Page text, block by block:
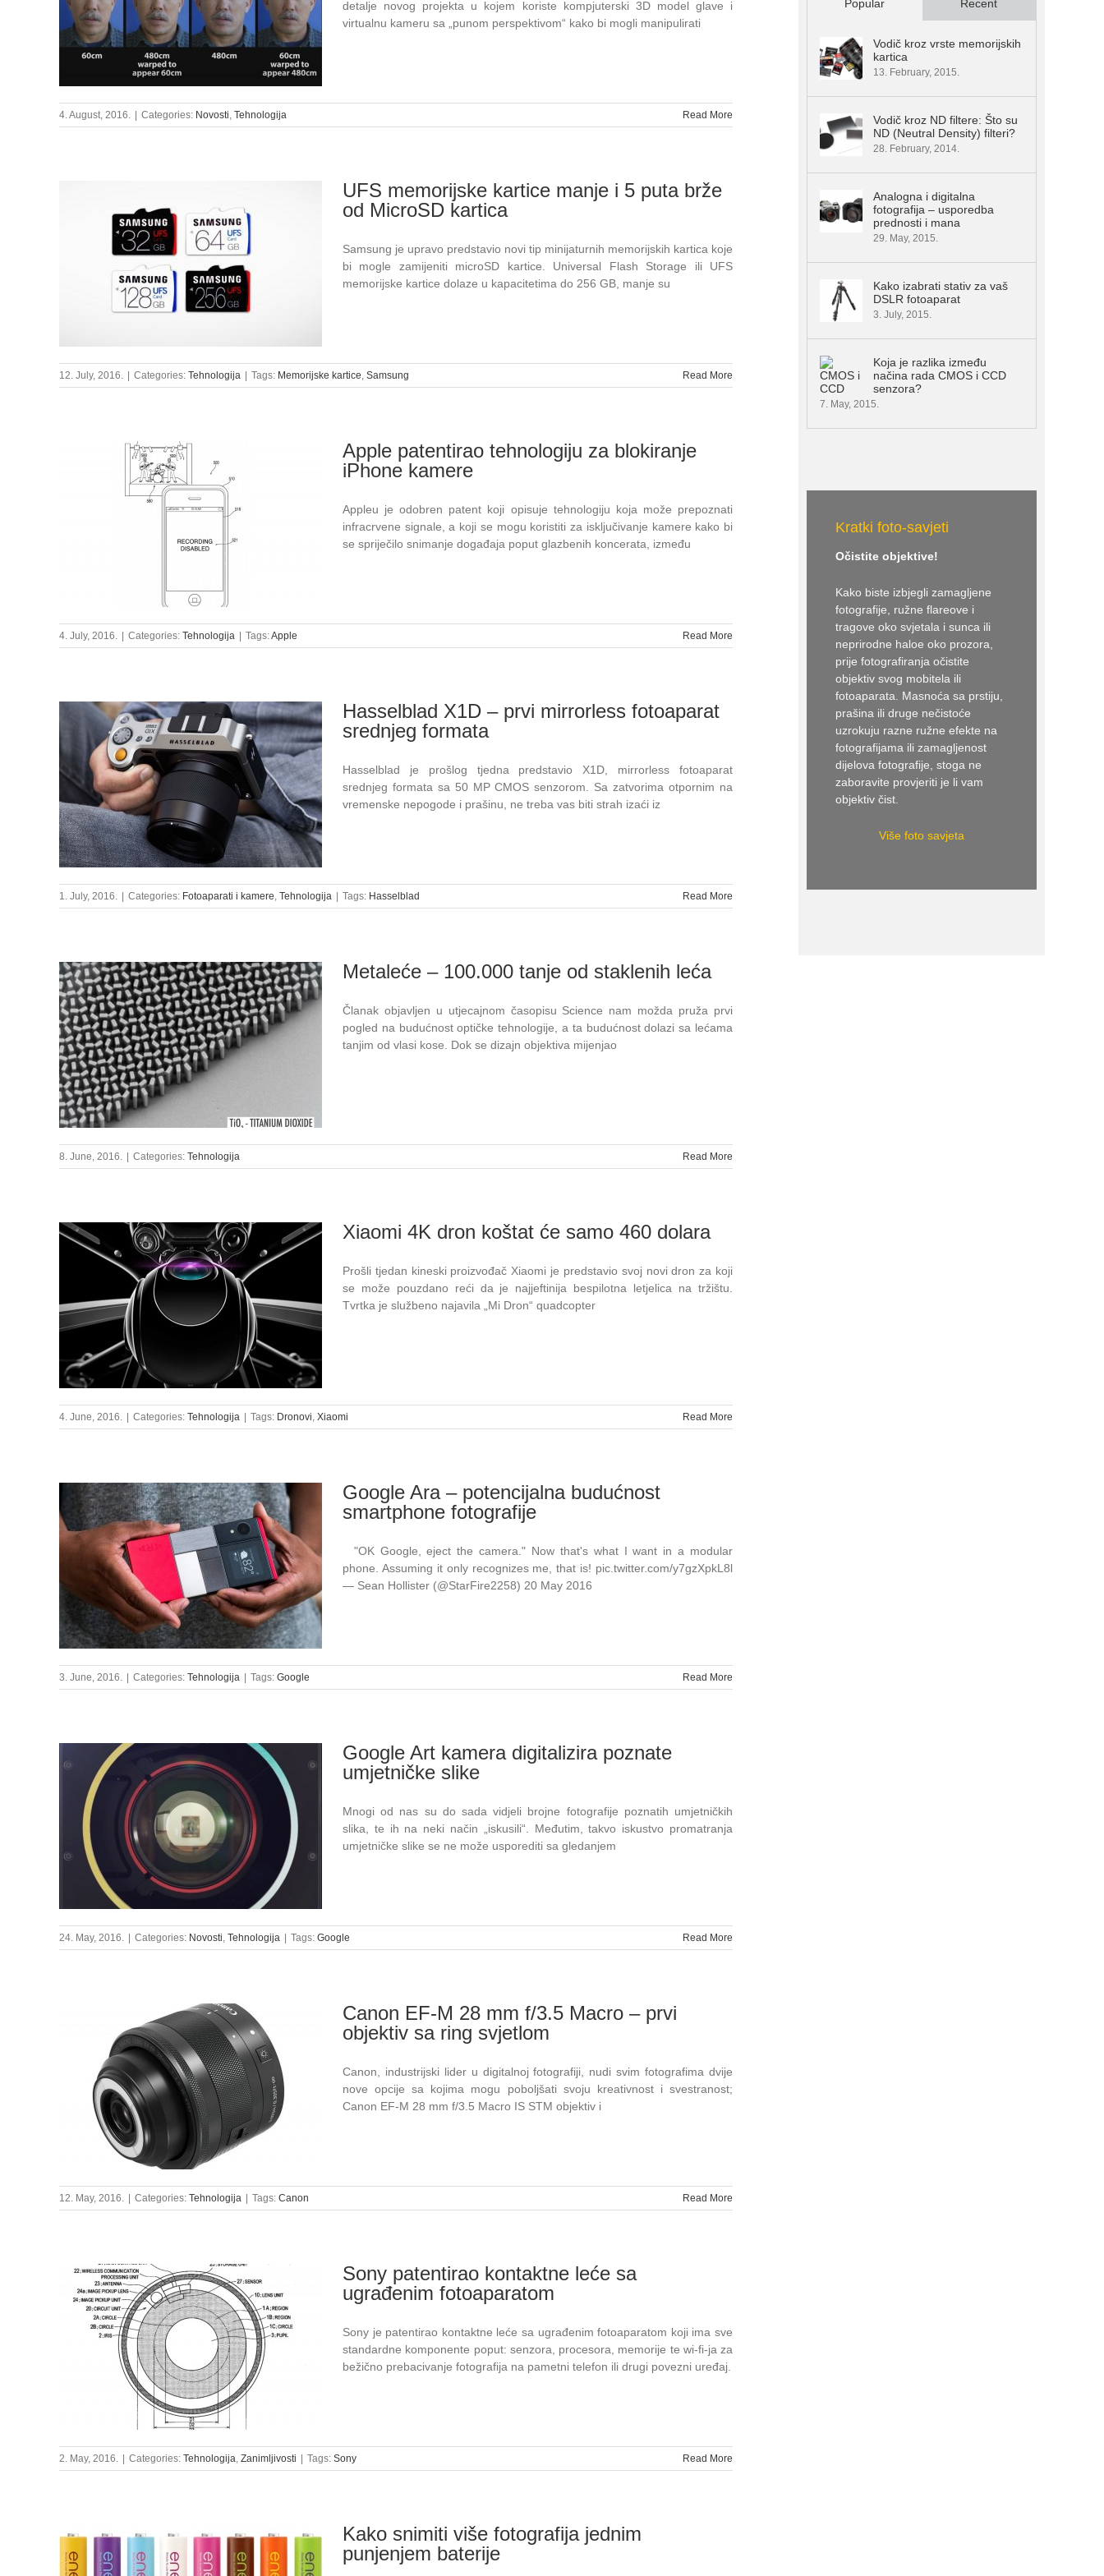
detalje novog projekta u kojem koriste kompjuterski 3D model glave i
virtualnu kameru sa „punom perspektivom“ kako bi mogli manipulirati
4. August, 2016. Categories: Novosti, Tehnologija Read More
UFS memorijske kartice manje i 5 puta brže
od MicroSD kartica
Samsung je upravo predstavio novi tip minijaturnih memorijskih kartica koje
bi mogle zamijeniti microSD kartice. Universal Flash Storage ili UFS
memorijske kartice dolaze u kapacitetima do 256 GB, manje su
12. July, 2016. Categories: Tehnologija Tags: Memorijske kartice, Samsung Read More
Apple patentirao tehnologiju za blokiranje
iPhone kamere
Appleu je odobren patent koji opisuje tehnologiju koja može prepoznati
infracrvene signale, a koji se mogu koristiti za isključivanje kamere kako bi
se spriječilo snimanje događaja poput glazbenih koncerata, između
4. July, 2016. Categories: Tehnologija Tags:Apple Read More
Hasselblad X1D – prvi mirrorless fotoaparat
srednjeg formata
Hasselblad je prošlog tjedna predstavio X1D, mirrorless fotoaparat
srednjeg formata sa 50 MP CMOS senzorom. Sa zatvorima otpornim na
vremenske nepogode i prašinu, ne treba vas biti strah izaći iz
1. July, 2016. Categories: Fotoaparati i kamere, Tehnologija Tags: Hasselblad Read More
Metaleće – 100.000 tanje od staklenih leća
Članak objavljen u utjecajnom časopisu Science nam možda pruža prvi
pogled na budućnost optičke tehnologije, a ta budućnost dolazi sa lećama
tanjim od vlasi kose. Dok se dizajn objektiva mijenjao
8. June, 2016. Categories: Tehnologija Read More
Xiaomi 4K dron koštat će samo 460 dolara
Prošli tjedan kineski proizvođač Xiaomi je predstavio svoj novi dron za koji
se može pouzdano reći da je najjeftinija bespilotna letjelica na tržištu.
Tvrtka je službeno najavila „Mi Dron“ quadcopter
4. June, 2016. Categories: Tehnologija Tags: Dronovi, Xiaomi Read More
Google Ara – potencijalna budućnost
smartphone fotografije
"OK Google, eject the camera." Now that's what I want in a modular
phone. Assuming it only recognizes me, that is! pic.twitter.com/y7gzXpkL8l
— Sean Hollister (@StarFire2258) 20 May 2016
3. June, 2016. Categories: Tehnologija Tags: Google Read More
Google Art kamera digitalizira poznate
umjetničke slike
Mnogi od nas su do sada vidjeli brojne fotografije poznatih umjetničkih
slika, te ih na neki način „iskusili“. Međutim, takvo iskustvo promatranja
umjetničke slike se ne može usporediti sa gledanjem
24. May, 2016. Categories: Novosti, Tehnologija Tags: Google Read More
Canon EF-M 28 mm f/3.5 Macro – prvi
objektiv sa ring svjetlom
Canon, industrijski lider u digitalnoj fotografiji, nudi svim fotografima dvije
nove opcije sa kojima mogu poboljšati svoju kreativnost i svestranost;
Canon EF-M 28 mm f/3.5 Macro IS STM objektiv i
12. May, 2016. Categories: Tehnologija Tags: Canon Read More
Sony patentirao kontaktne leće sa
ugrađenim fotoaparatom
Sony je patentirao kontaktne leće sa ugrađenim fotoaparatom koji ima sve
standardne komponente poput: senzora, procesora, memorije te wi-fi-ja za
bežično prebacivanje fotografija na pametni telefon ili drugi povezni uređaj.
2. May, 2016. Categories: Tehnologija, Zanimljivosti Tags: Sony Read More
Kako snimiti više fotografija jednim
punjenjem baterije
Popular Recent
Vodič kroz vrste memorijskih
kartica
13. February, 2015.
Vodič kroz ND filtere: Što su
ND (Neutral Density) filteri?
28. February, 2014.
Analogna i digitalna
fotografija – usporedba
prednosti i mana
29. May, 2015.
Kako izabrati stativ za vaš
DSLR fotoaparat
3. July, 2015.
Koja je razlika između
načina rada CMOS i CCD
senzora?
7. May, 2015.
Kratki foto-savjeti
Očistite objektive!
Kako biste izbjegli zamagljene
fotografije, ružne flareove i
tragove oko svjetala i sunca ili
neprirodne haloe oko prozora,
prije fotografiranja očistite
objektiv svog mobitela ili
fotoaparata. Masnoća sa prstiju,
prašina ili druge nečistoće
uzrokuju razne ružne efekte na
fotografijama ili zamagljenost
dijelova fotografije, stoga ne
zaboravite provjeriti je li vam
objektiv čist.
Više foto savjeta